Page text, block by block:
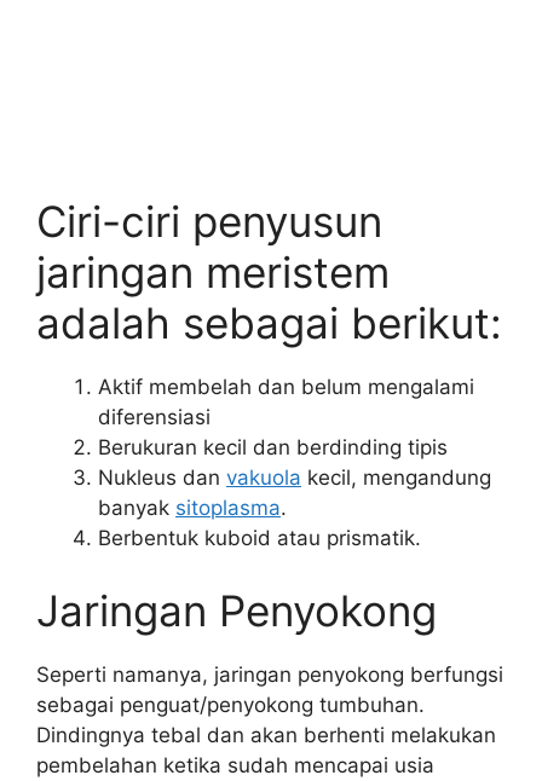
Ciri-ciri penyusun
jaringan meristem
adalah sebagai berikut:
Aktif membelah dan belum mengalami
diferensiasi
Berukuran kecil dan berdinding tipis
Nukleus dan vakuola kecil, mengandung
banyak sitoplasma.
Berbentuk kuboid atau prismatik.
Jaringan Penyokong
Seperti namanya, jaringan penyokong berfungsi
sebagai penguat/penyokong tumbuhan.
Dindingnya tebal dan akan berhenti melakukan
pembelahan ketika sudah mencapai usia